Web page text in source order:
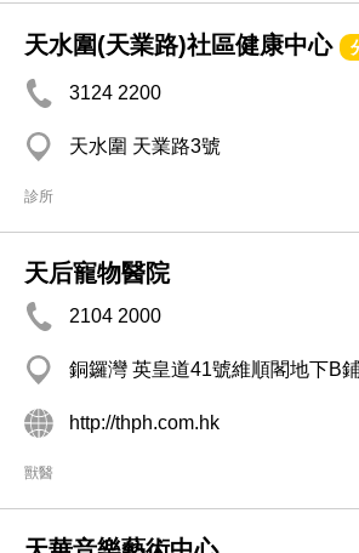
天水圍(天業路)社區健康中心
3124 2200
天水圍 天業路3號
診所
天后寵物醫院
2104 2000
銅鑼灣 英皇道41號維順閣地下B
http://thph.com.hk
獸醫